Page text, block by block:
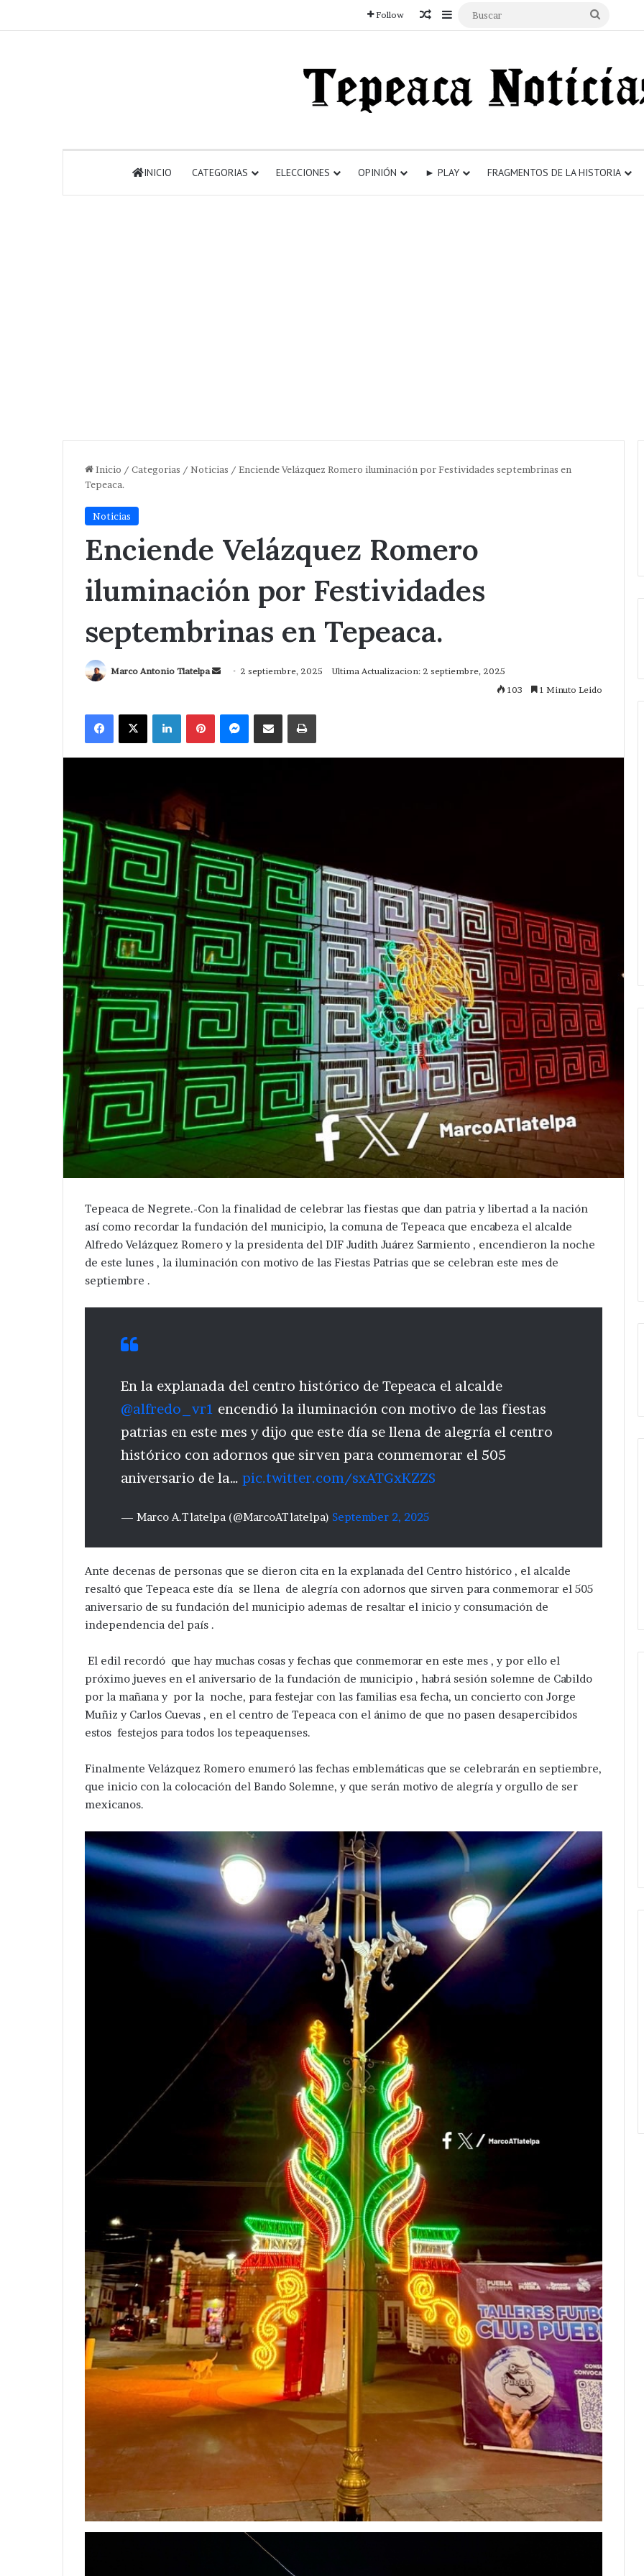
Follow Articulo aleatorio
Sidebar
INICIO CATEGORIAS ELECCIONES OPINIÓN ► PLAY FRAGMENTOS DE LA HISTORIA
Inicio / Categorias / Noticias / Enciende Velázquez Romero iluminación por Festividades septembrinas en
Tepeaca.
Noticias
Enciende Velázquez Romero
iluminación por Festividades
septembrinas en Tepeaca.
Marco Antonio Tlatelpa
Send 2 septiembre, 2025
Ultima Actualizacion: 2 septiembre, 2025
103
1 Minuto Leido
Facebook
X LinkedInPinterestMessengerCompartir via CorreoImprimir
Tepeaca de Negrete.-Con la finalidad de celebrar las fiestas que dan patria y libertad a la nación
así como recordar la fundación del municipio, la comuna de Tepeaca que encabeza el alcalde
Alfredo Velázquez Romero y la presidenta del DIF Judith Juárez Sarmiento , encendieron la noche
de este lunes , la iluminación con motivo de las Fiestas Patrias que se celebran este mes de
septiembre .
En la explanada del centro histórico de Tepeaca el alcalde
@alfredo_vr1 encendió la iluminación con motivo de las fiestas
patrias en este mes y dijo que este día se llena de alegría el centro
histórico con adornos que sirven para conmemorar el 505
aniversario de la… pic.twitter.com/sxATGxKZZS
— Marco A.Tlatelpa (@MarcoATlatelpa) September 2, 2025
Ante decenas de personas que se dieron cita en la explanada del Centro histórico , el alcalde
resaltó que Tepeaca este día se llena de alegría con adornos que sirven para conmemorar el 505
aniversario de su fundación del municipio ademas de resaltar el inicio y consumación de
independencia del país .
El edil recordó que hay muchas cosas y fechas que conmemorar en este mes , y por ello el
próximo jueves en el aniversario de la fundación de municipio , habrá sesión solemne de Cabildo
por la mañana y por la noche, para festejar con las familias esa fecha, un concierto con Jorge
Muñiz y Carlos Cuevas , en el centro de Tepeaca con el ánimo de que no pasen desapercibidos
estos festejos para todos los tepeaquenses.
Finalmente Velázquez Romero enumeró las fechas emblemáticas que se celebrarán en septiembre,
que inicio con la colocación del Bando Solemne, y que serán motivo de alegría y orgullo de ser
mexicanos.
Desaparece otra mujer en
Tepeaca ; ahora en la colonia
Santa Cecilia .
Avanza
investigación
ejecución
de
de
central
de
San
Salvador
Huixcolotla
Hace 3 horas
Avanza investigación después
de central de San Salvador
Huixcolotla .
Da
a
ampliación
eléctrica
en
San
Hipólito
Xochiltenango
Hace 10 horas
Da banderazo Velázquez
eléctrica en San Hipólito
Xochiltenango .